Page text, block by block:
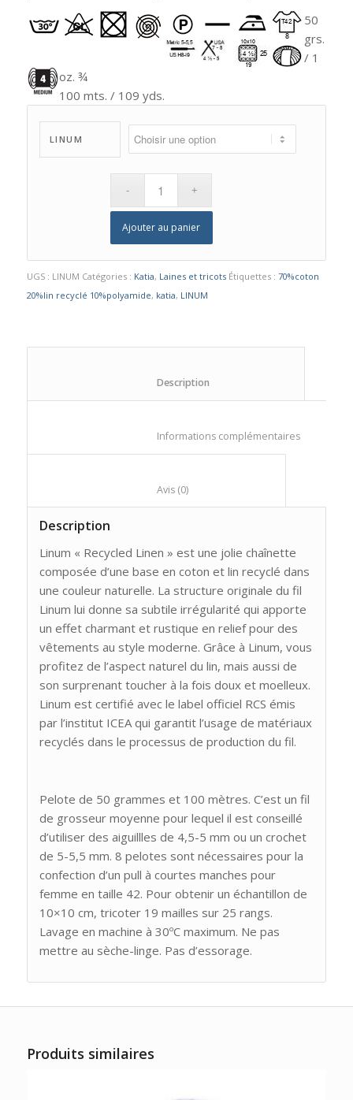
50
grs.
/ 1
oz. ¾
100 mts. / 109 yds.
LINUM
Ajouter au panier
UGS : LINUM Catégories : Katia, Laines et tricots Étiquettes : 70%coton
20%lin recyclé 10%polyamide, katia, LINUM
Informations
						Avis (0)
Description
Linum « Recycled Linen » est une jolie chaînette
composée d’une base en coton et lin recyclé dans
une couleur naturelle. La structure originale du fil
Linum lui donne sa subtile irrégularité qui apporte
un effet charmant et rustique en relief pour des
vêtements au style moderne. Grâce à Linum, vous
profitez de l’aspect naturel du lin, mais aussi de
son surprenant toucher à la fois doux et moelleux.
Linum est certifié avec le label officiel RCS émis
par l’institut ICEA qui garantit l’usage de matériaux
recyclés dans le processus de production du fil.
Pelote de 50 grammes et 100 mètres. C’est un fil
de grosseur moyenne pour lequel il est conseillé
d’utiliser des aiguillles de 4,5-5 mm ou un crochet
de 5-5,5 mm. 8 pelotes sont nécessaires pour la
confection d’un pull à courtes manches pour
femme en taille 42. Pour obtenir un échantillon de
10×10 cm, tricoter 19 mailles sur 25 rangs.
Lavage en machine à 30ºC maximum. Ne pas
mettre au sèche-linge. Pas d’essorage.
Produits similaires